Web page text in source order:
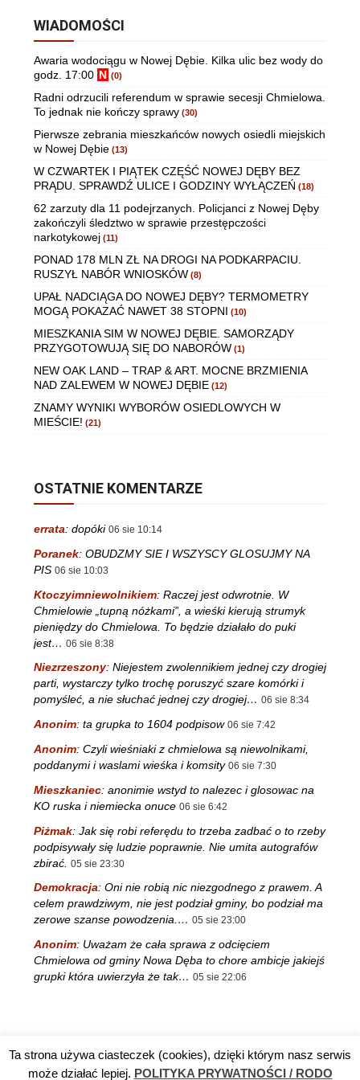
WIADOMOŚCI
Awaria wodociągu w Nowej Dębie. Kilka ulic bez wody do
godz. 17:00 N (0)
Radni odrzucili referendum w sprawie secesji Chmielowa.
To jednak nie kończy sprawy (30)
Pierwsze zebrania mieszkańców nowych osiedli miejskich
w Nowej Dębie (13)
W CZWARTEK I PIĄTEK CZĘŚĆ NOWEJ DĘBY BEZ
PRĄDU. SPRAWDŹ ULICE I GODZINY WYŁĄCZEŃ (18)
62 zarzuty dla 11 podejrzanych. Policjanci z Nowej Dęby
zakończyli śledztwo w sprawie przestępczości
narkotykowej (11)
PONAD 178 MLN ZŁ NA DROGI NA PODKARPACIU.
RUSZYŁ NABÓR WNIOSKÓW (8)
UPAŁ NADCIĄGA DO NOWEJ DĘBY? TERMOMETRY
MOGĄ POKAZAĆ NAWET 38 STOPNI (10)
MIESZKANIA SIM W NOWEJ DĘBIE. SAMORZĄDY
PRZYGOTOWUJĄ SIĘ DO NABORÓW (1)
NEW OAK LAND – TRAP & ART. MOCNE BRZMIENIA
NAD ZALEWEM W NOWEJ DĘBIE (12)
ZNAMY WYNIKI WYBORÓW OSIEDLOWYCH W
MIEŚCIE! (21)
OSTATNIE KOMENTARZE
errata: dopóki 06 sie 10:14
Poranek: OBUDZMY SIE I WSZYSCY GLOSUJMY NA
PIS 06 sie 10:03
Ktoczyimniewolnikiem: Raczej jest odwrotnie. W
Chmielowie „tupną nóżkami”, a wieśki kierują strumyk
pieniędzy do Chmielowa. To będzie działało do puki
jest… 06 sie 8:38
Niezrzeszony: Niejestem zwolennikiem jednej czy drogiej
parti, wystarczy tylko trochę poruszyć szare komórki i
pomyśleć, a nie słuchać jednej czy drogiej… 06 sie 8:34
Anonim: ta grupka to 1604 podpisow 06 sie 7:42
Anonim: Czyli wieśniaki z chmielowa są niewolnikami,
poddanymi i waslami wieśka i komsity 06 sie 7:30
Mieszkaniec: anonimie wstyd to nalezec i glosowac na
KO ruska i niemiecka onuce 06 sie 6:42
Piżmak: Jak się robi referędu to trzeba zadbać o to rzeby
podpisywały się ludzie poprawnie. Nie umita autografów
zbirać. 05 sie 23:30
Demokracja: Oni nie robią nic niezgodnego z prawem. A
celem prawdziwym, nie jest podział gminy, bo podział ma
zerowe szanse powodzenia.… 05 sie 23:00
Anonim: Uważam że cała sprawa z odcięciem
Chmielowa od gminy Nowa Dęba to chore ambicje jakiejś
grupki która uwierzyła że tak… 05 sie 22:06
Reklama TV DĘBA Polityka prywatności / RODO Kontakt
Ta strona używa ciasteczek (cookies), dzięki którym nasz serwis
może działać lepiej. POLITYKA PRYWATNOŚCI / RODO